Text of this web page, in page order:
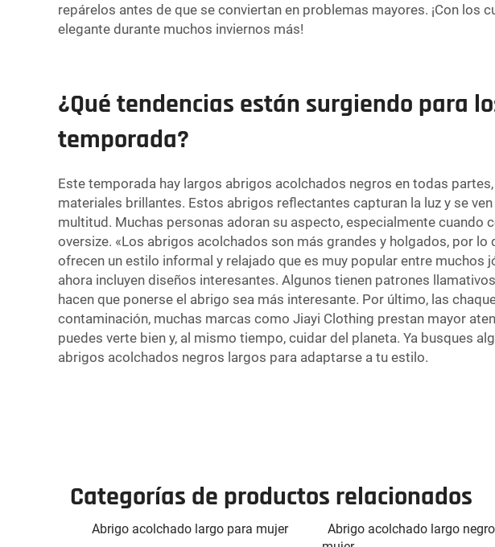
repárelos antes de que se conviertan en problemas mayores. ¡Con
elegante durante muchos inviernos más!
¿Qué tendencias están surgiendo para
temporada?
Este temporada hay largos abrigos acolchados negros en todas
materiales brillantes. Estos abrigos reflectantes capturan la luz y se
multitud. Muchas personas adoran su aspecto, especialmente
oversize. «Los abrigos acolchados son más grandes y holgados, por
ofrecen un estilo informal y relajado que es muy popular entre
ahora incluyen diseños interesantes. Algunos tienen patrones
hacen que ponerse el abrigo sea más interesante. Por último, las
contaminación, muchas marcas como Jiayi Clothing prestan mayor
puedes verte bien y, al mismo tiempo, cuidar del planeta. Ya busques
abrigos acolchados negros largos para adaptarse a tu estilo.
Categorías de productos relacionados
Abrigo acolchado largo para mujer
Abrigo acolchado largo